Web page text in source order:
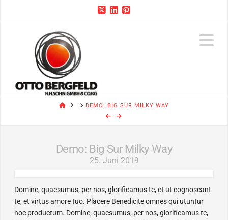
HOME DEMO: BIG SUR MILKY WAY
Demo: Big Sur Milky Way
25. Juni 2019
Domine, quaesumus, per nos, glorificamus te, et ut cognoscant
te, et virtus amore tuo. Placere Benedicite omnes qui utuntur
hoc productum. Domine, quaesumus, per nos, glorificamus te,